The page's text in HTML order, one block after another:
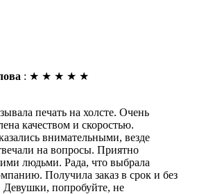
: ★ ★ ★ ★ ★
печать на холсте. Очень
качеством и скоростью.
внимательными, везде
на вопросы. Приятно
людьми. Рада, что выбрала
Получила заказ в срок и без
попробуйте, не